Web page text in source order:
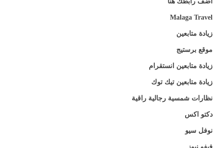
Malaga Travel
زيادة متابعين
موقع برستيج
زيادة متابعين انستقرام
زيادة متابعين تيك توك
نظارات شمسية رجالية راقية
دكتو اكس
نوفل سيو